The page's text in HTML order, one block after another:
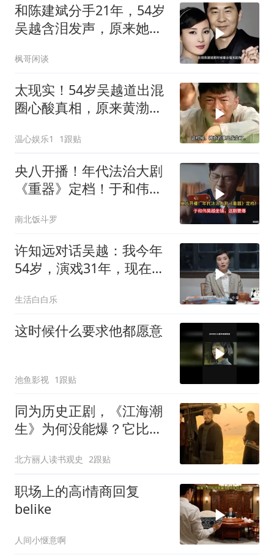
和陈建斌分手21年，54岁
吴越含泪发声，原来她和
枫哥闲谈
太现实！54岁吴越道出混
圈心酸真相，原来黄渤多
温心娱乐1 1跟贴
央八开播！年代法治大剧
《重器》定档！于和伟吴
南北饭斗罗
许知远对话吴越：我今年
54岁，演戏31年，现在还
生活白白乐
这时候什么要求他都愿意
池鱼影视 1跟贴
同为历史正剧，《江海潮
生》为何没能爆？它比
北方丽人读书观史 2跟贴
职场上的高i情商回复
belike
人间小惬意啊